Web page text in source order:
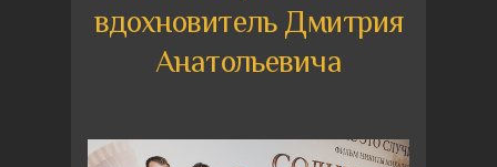
вдохновитель Дмитрия
Анатольевича